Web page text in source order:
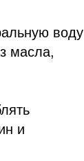
воду
масла,
и